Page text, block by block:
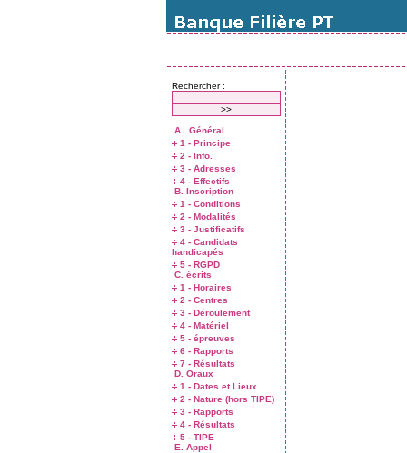
Rechercher :
A . Général
1 - Principe
2 - Info.
3 - Adresses
4 - Effectifs
B. Inscription
1 - Conditions
2 - Modalités
3 - Justificatifs
4 - Candidats
handicapés
5 - RGPD
C. écrits
1 - Horaires
2 - Centres
3 - Déroulement
4 - Matériel
5 - épreuves
6 - Rapports
7 - Résultats
D. Oraux
1 - Dates et Lieux
2 - Nature (hors TIPE)
3 - Rapports
4 - Résultats
5 - TIPE
E. Appel